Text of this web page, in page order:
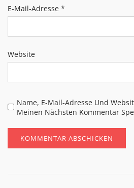
E-Mail-Adresse *
Website
Name, E-Mail-Adresse Und
Meinen Nächsten Kommentar